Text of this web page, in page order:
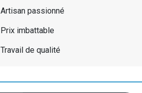
Artisan passionné
Prix imbattable
Travail de qualité